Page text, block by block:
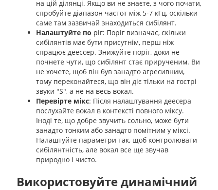
на цій ділянці. Якщо ви не знаєте, з чого почати,
спробуйте діапазон частот між 5-7 кГц, оскільки
саме там зазвичай знаходиться сибілянт.
Налаштуйте по ріг: Поріг визначає, скільки
сибілянтів має бути присутнім, перш ніж
спрацює деессер. Знижуйте поріг, доки не
почнете чути, що сибілянт стає прирученим. Ви
не хочете, щоб він був занадто агресивним,
тому переконайтеся, що він діє тільки на гострі
звуки "S", а не на весь вокал.
Перевірте мікс: Після налаштування деесера
послухайте вокал в контексті повного міксу.
Іноді те, що добре звучить сольно, може бути
занадто тонким або занадто помітним у міксі.
Налаштуйте параметри так, щоб контролювати
сибілянтність, але вокал все ще звучав
природно і чисто.
Використовуйте динамічний